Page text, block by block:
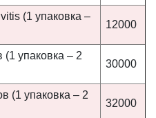
(1 упаковка –
12000
(1 упаковка – 2
30000
(1 упаковка – 2
32000